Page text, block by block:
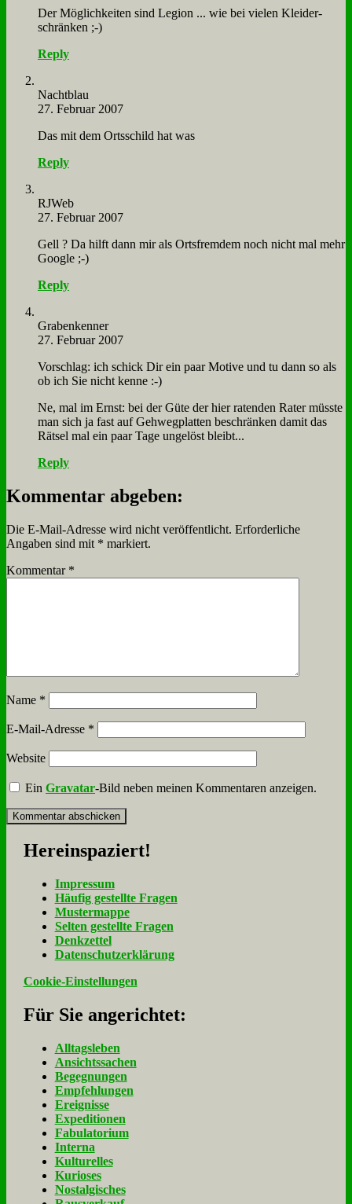
Der Mög­lich­kei­ten sind Le­gi­on ... wie bei vie­len Klei­der­
schrän­ken ;-)
Reply
Nacht­blau
27. Februar 2007
Das mit dem Orts­schild hat was
Reply
RJ­Web
27. Februar 2007
Gell ? Da hilft dann mir als Orts­frem­dem noch nicht mal mehr
Goog­le ;-)
Reply
Gra­ben­ken­ner
27. Februar 2007
Vor­schlag: ich schick Dir ein paar Mo­ti­ve und tu dann so als
ob ich Sie nicht ken­ne :-)
Ne, mal im Ernst: bei der Gü­te der hier ra­ten­den Ra­ter müss­te
man sich ja fast auf Geh­weg­plat­ten be­schrän­ken da­mit das
Rät­sel mal ein paar Ta­ge un­ge­löst bleibt...
Reply
Kommentar abgeben:
Die E-Mail-Adresse wird nicht veröffentlicht. Erforderliche
Angaben sind mit * markiert.
Kommentar *
Name *
E-Mail-Adresse *
Website
EinGravatar-Bild neben meinen Kommentaren anzeigen.
Her­ein­spa­ziert!
Im­pres­sum
Häu­fig ge­stell­te Fra­gen
Mu­ster­map­pe
Sel­ten ge­stell­te Fra­gen
Denk­zet­tel
Da­ten­schutz­er­klä­rung
Cookie-Einstellungen
Für Sie an­ge­rich­tet:
Alltagsleben
Ansichtssachen
Begegnungen
Empfehlungen
Ereignisse
Expeditionen
Fabulatorium
Interna
Kulturelles
Kurioses
Nostalgisches